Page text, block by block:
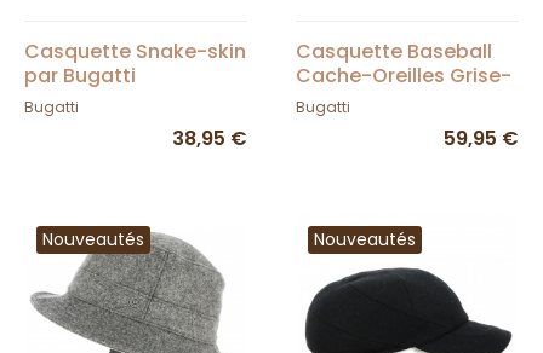
Casquette Snake-skin
par Bugatti
Bugatti
38,95 €
Casquette Baseball
Cache-Oreilles Grise-
Bugatti
Bugatti
59,95 €
Nouveautés Nouveautés